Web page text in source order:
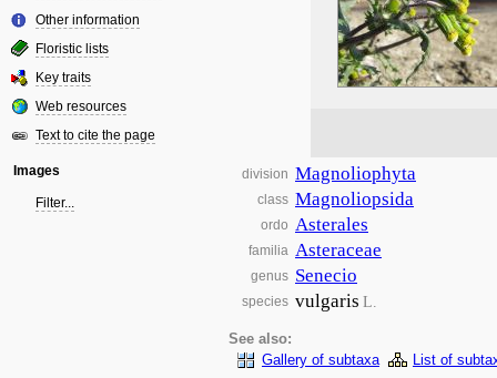
Other information
Floristic lists
Key traits
Web resources
Text to cite the page
Images
Filter...
division Magnoliophyta
class Magnoliopsida
ordo Asterales
familia Asteraceae
genus Senecio
species vulgaris L.
See also:
Gallery of subtaxa
List of